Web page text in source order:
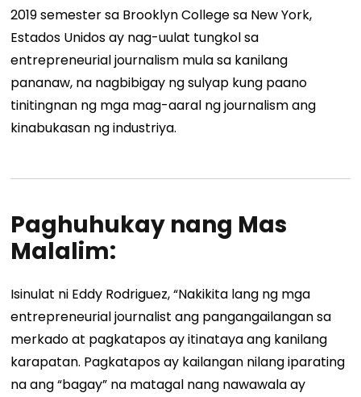
2019 semester sa Brooklyn College sa New York,
Estados Unidos ay nag-uulat tungkol sa
entrepreneurial journalism mula sa kanilang
pananaw, na nagbibigay ng sulyap kung paano
tinitingnan ng mga mag-aaral ng journalism ang
kinabukasan ng industriya.
Paghuhukay nang Mas
Malalim:
Isinulat ni Eddy Rodriguez, “Nakikita lang ng mga
entrepreneurial journalist ang pangangailangan sa
merkado at pagkatapos ay itinataya ang kanilang
karapatan. Pagkatapos ay kailangan nilang iparating
na ang “bagay” na matagal nang nawawala ay